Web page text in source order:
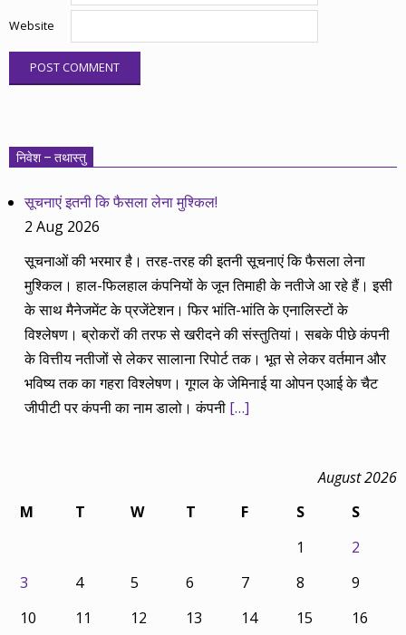
Website
निवेश – तथास्तु
सूचनाएं इतनी कि फैसला लेना मुश्किल!
2 Aug 2026
सूचनाओं की भरमार है। तरह-तरह की इतनी सूचनाएं कि फैसला लेना
मुश्किल। हाल-फिलहाल कंपनियों के जून तिमाही के नतीजे आ रहे हैं। इसी
के साथ मैनेजमेंट के प्रजेंटेशन। फिर भांति-भांति के एनालिस्टों के
विश्लेषण। ब्रोकरों की तरफ से खरीदने की संस्तुतियां। सबके पीछे कंपनी
के वित्तीय नतीजों से लेकर सालाना रिपोर्ट तक। भूत से लेकर वर्तमान और
भविष्य तक का गहरा विश्लेषण। गूगल के जेमिनाई या ओपन एआई के चैट
जीपीटी पर कंपनी का नाम डालो। कंपनी […]
August 2026
M
T W T F S
S
1
2
3
4 5 6 7 8
9
10
11 12 13 14 15 16